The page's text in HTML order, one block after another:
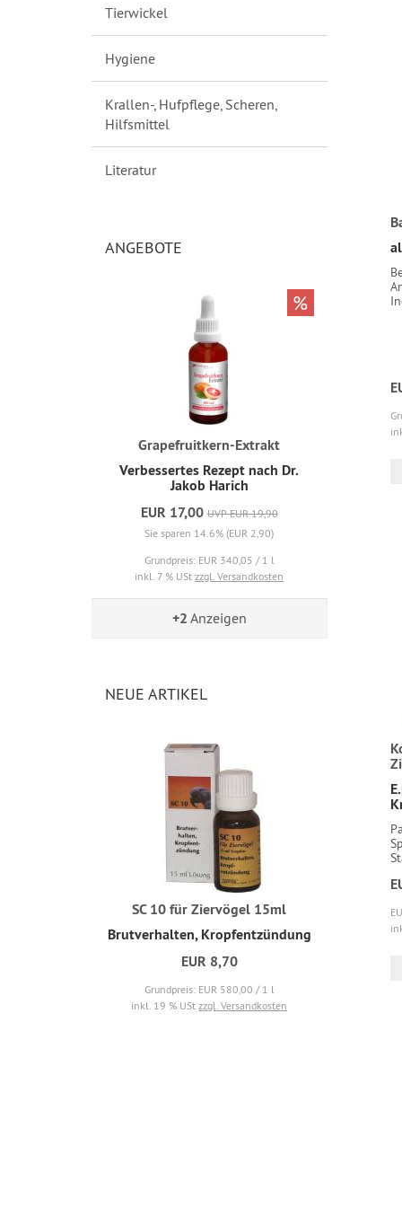
Tierwickel
Hygiene
Krallen-, Hufpflege, Scheren,
Hilfsmittel
Literatur
ANGEBOTE
Grapefruitkern-Extrakt
Verbessertes Rezept nach Dr.
Jakob Harich
EUR 17,00 UVP EUR 19,90
Sie sparen 14.6% (EUR 2,90)
Grundpreis: EUR 340,05 / 1 l
inkl. 7 % UStzzgl. Versandkosten
%
+2 Anzeigen
NEUE ARTIKEL
SC 10 für Ziervögel 15ml
Brutverhalten, Kropfentzündung
EUR 8,70
Grundpreis: EUR 580,00 / 1 l
inkl. 19 % UStzzgl. Versandkosten